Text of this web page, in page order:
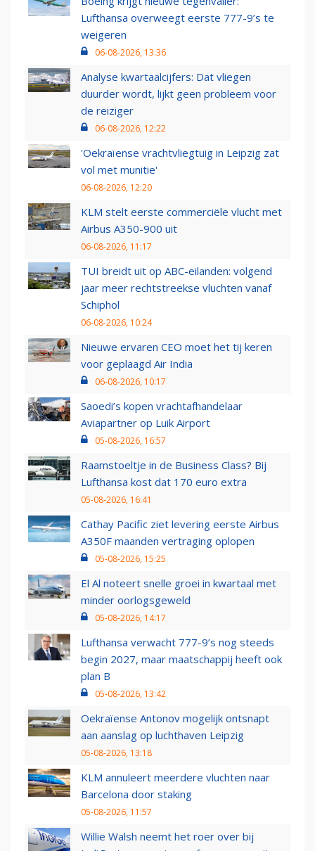
Lufthansa overweegt eerste 777-9’s te
weigeren
06-08-2026, 13:36
Analyse kwartaalcijfers: Dat vliegen
duurder wordt, lijkt geen probleem voor
de reiziger
06-08-2026, 12:22
'Oekraïense vrachtvliegtuig in Leipzig zat
vol met munitie'
06-08-2026, 12:20
KLM stelt eerste commerciële vlucht met
Airbus A350-900 uit
06-08-2026, 11:17
TUI breidt uit op ABC-eilanden: volgend
jaar meer rechtstreekse vluchten vanaf
Schiphol
06-08-2026, 10:24
Nieuwe ervaren CEO moet het tij keren
voor geplaagd Air India
06-08-2026, 10:17
Saoedi’s kopen vrachtafhandelaar
Aviapartner op Luik Airport
05-08-2026, 16:57
Raamstoeltje in de Business Class? Bij
Lufthansa kost dat 170 euro extra
05-08-2026, 16:41
Cathay Pacific ziet levering eerste Airbus
A350F maanden vertraging oplopen
05-08-2026, 15:25
El Al noteert snelle groei in kwartaal met
minder oorlogsgeweld
05-08-2026, 14:17
Lufthansa verwacht 777-9’s nog steeds
begin 2027, maar maatschappij heeft ook
plan B
05-08-2026, 13:42
Oekraïense Antonov mogelijk ontsnapt
aan aanslag op luchthaven Leipzig
05-08-2026, 13:18
KLM annuleert meerdere vluchten naar
Barcelona door staking
05-08-2026, 11:57
Willie Walsh neemt het roer over bij